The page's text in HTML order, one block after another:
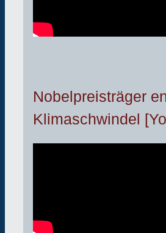
Nobelpreisträger
Klimaschwindel